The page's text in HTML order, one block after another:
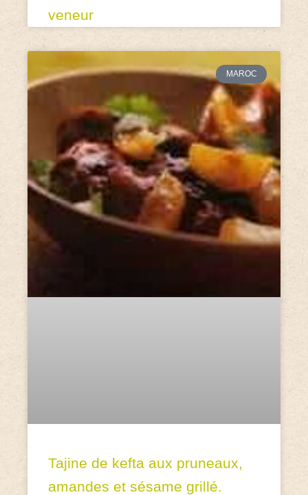
veneur
MAROC
Tajine de kefta aux pruneaux,
amandes et sésame grillé.